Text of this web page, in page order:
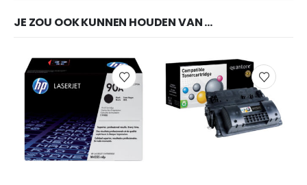
JE ZOU OOK KUNNEN HOUDEN VAN …